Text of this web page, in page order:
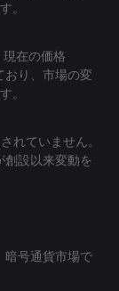
。
在の価格
り、市場の変
。
れていません。
創設以来変動を
号通貨市場で